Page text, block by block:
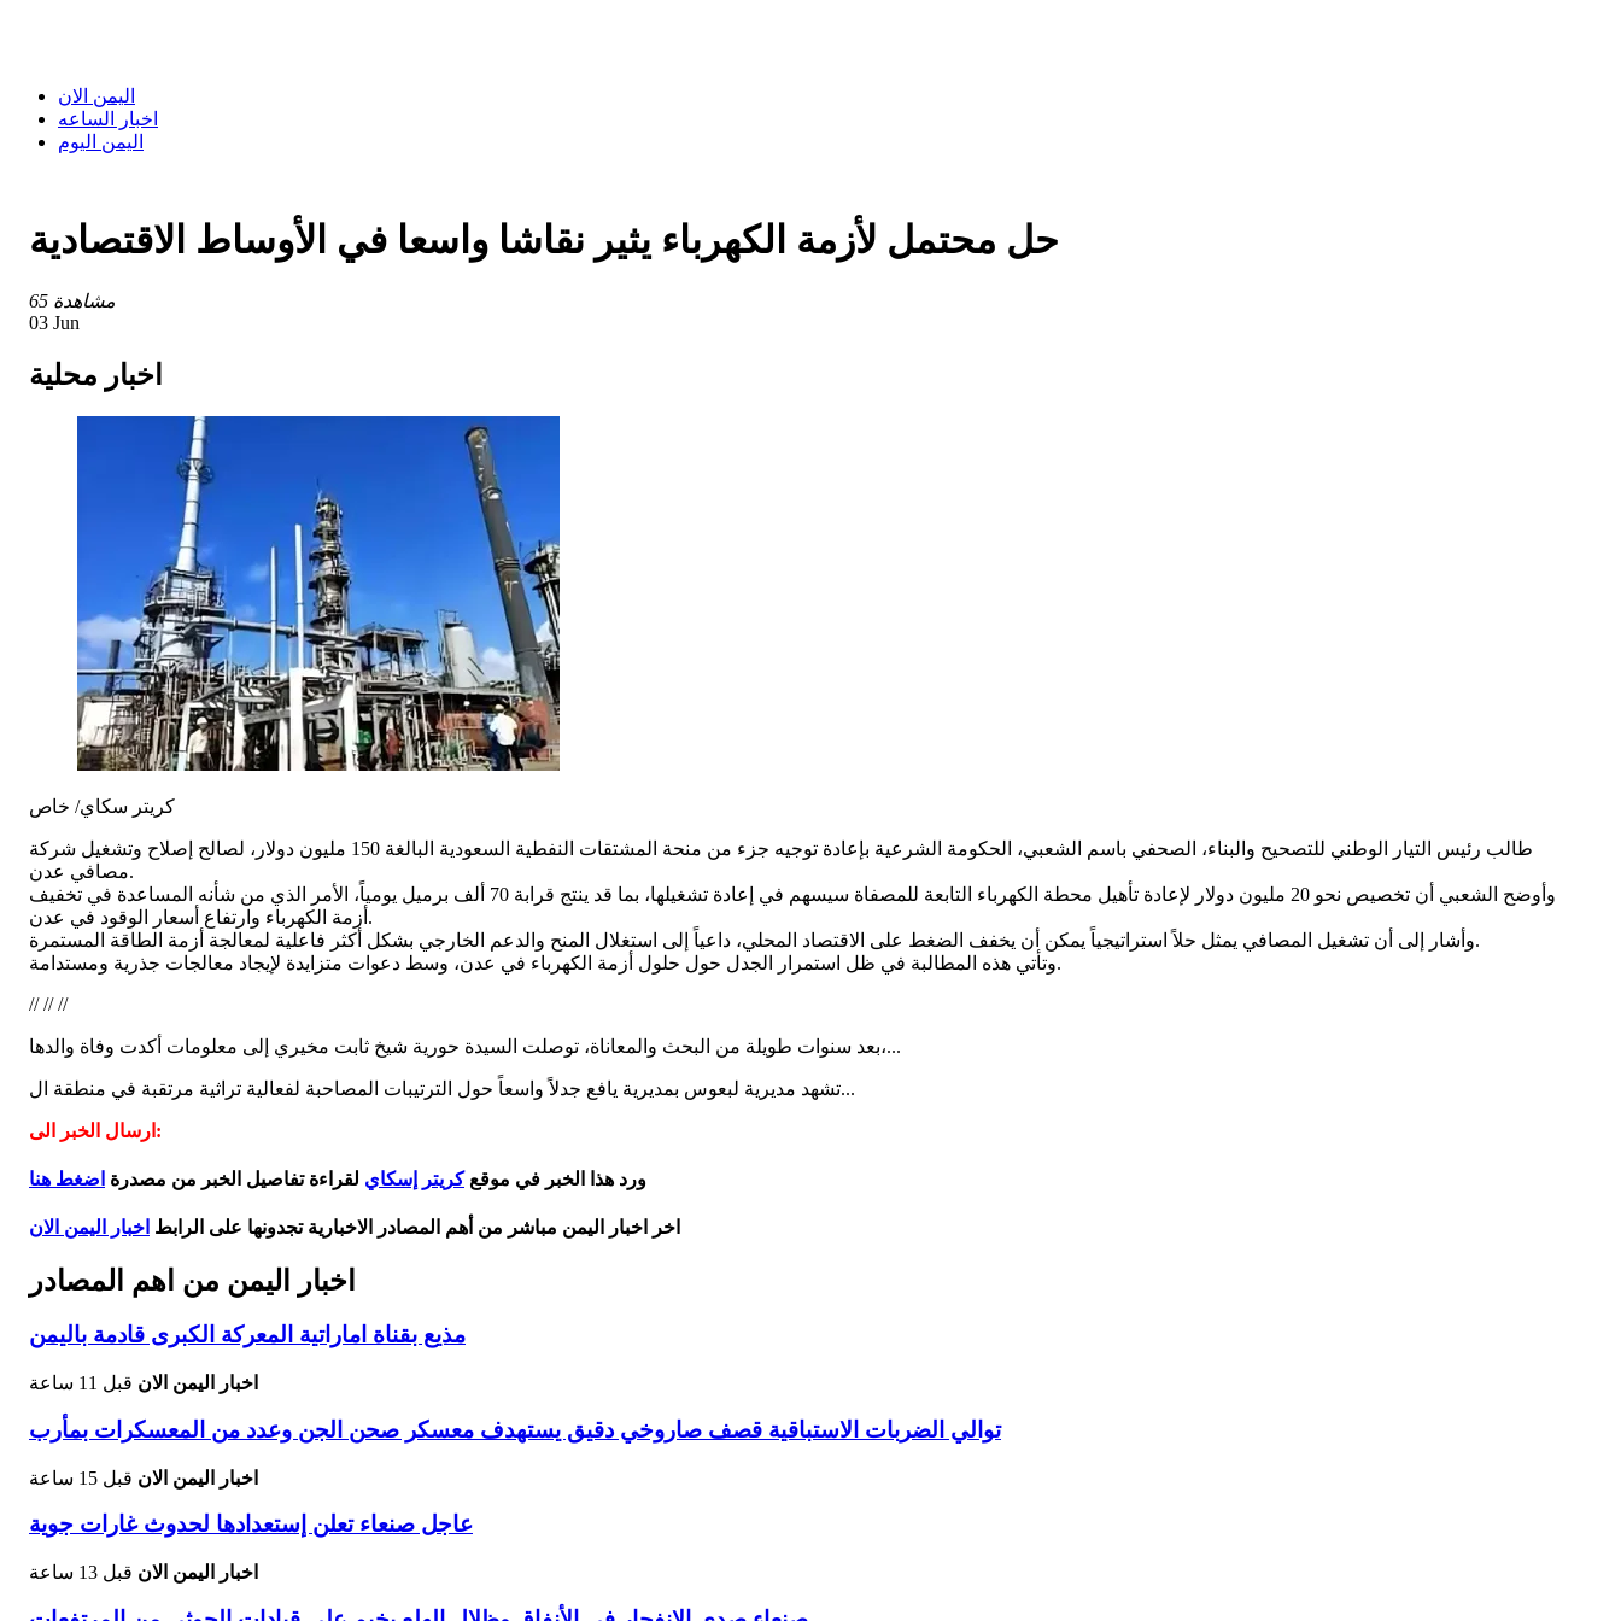
اليمن الان
اخبار الساعه
اليمن اليوم
حل محتمل لأزمة الكهرباء يثير نقاشا واسعا في الأوساط الاقتصادية
65 مشاهدة
03 Jun
اخبار محلية
كريتر سكاي/ خاص
طالب رئيس التيار الوطني للتصحيح والبناء، الصحفي باسم الشعبي، الحكومة الشرعية بإعادة توجيه جزء من منحة المشتقات النفطية السعودية البالغة 150 مليون دولار، لصالح إصلاح وتشغيل شركة
مصافي عدن.
وأوضح الشعبي أن تخصيص نحو 20 مليون دولار لإعادة تأهيل محطة الكهرباء التابعة للمصفاة سيسهم في إعادة تشغيلها، بما قد ينتج قرابة 70 ألف برميل يومياً، الأمر الذي من شأنه المساعدة في تخفيف
أزمة الكهرباء وارتفاع أسعار الوقود في عدن.
وأشار إلى أن تشغيل المصافي يمثل حلاً استراتيجياً يمكن أن يخفف الضغط على الاقتصاد المحلي، داعياً إلى استغلال المنح والدعم الخارجي بشكل أكثر فاعلية لمعالجة أزمة الطاقة المستمرة.
وتأتي هذه المطالبة في ظل استمرار الجدل حول حلول أزمة الكهرباء في عدن، وسط دعوات متزايدة لإيجاد معالجات جذرية ومستدامة.
// // //
بعد سنوات طويلة من البحث والمعاناة، توصلت السيدة حورية شيخ ثابت مخيري إلى معلومات أكدت وفاة والدها،...
تشهد مديرية لبعوس بمديرية يافع جدلاً واسعاً حول الترتيبات المصاحبة لفعالية تراثية مرتقبة في منطقة ال...
ارسال الخبر الى:
ورد هذا الخبر في موقعكريتر إسكاي لقراءة تفاصيل الخبر من مصدرة اضغط هنا
اخر اخبار اليمن مباشر من أهم المصادر الاخبارية تجدونها على الرابط اخبار اليمن الان
اخبار اليمن من اهم المصادر
مذيع بقناة اماراتية المعركة الكبرى قادمة باليمن
اخبار اليمن الان قبل 11 ساعة
توالي الضربات الاستباقية قصف صاروخي دقيق يستهدف معسكر صحن الجن وعدد من المعسكرات بمأرب
اخبار اليمن الان قبل 15 ساعة
عاجل صنعاء تعلن إستعدادها لحدوث غارات جوية
اخبار اليمن الان قبل 13 ساعة